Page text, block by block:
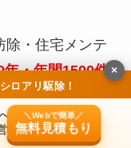
除・住宅メンテ
・年間1500件
です。
ロアリ駆除！
＼Webで簡単／
無料見積もり
×